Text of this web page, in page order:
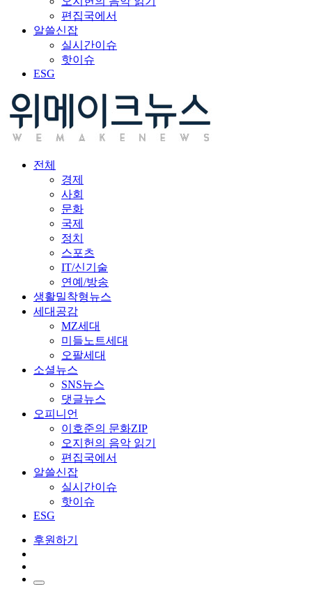
편집국에서
알쓸신잡
실시간이슈
핫이슈
ESG
전체
경제
사회
문화
국제
정치
스포츠
IT/신기술
연예/방송
생활밀착형뉴스
세대공감
MZ세대
미들노트세대
오팔세대
소셜뉴스
SNS뉴스
댓글뉴스
오피니언
이호준의 문화ZIP
오지헌의 음악 읽기
편집국에서
알쓸신잡
실시간이슈
핫이슈
ESG
후원하기